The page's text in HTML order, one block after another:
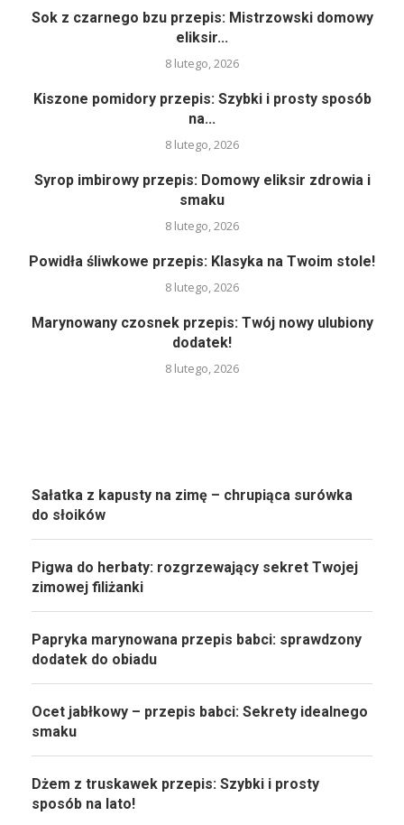
Sok z czarnego bzu przepis: Mistrzowski domowy
eliksir...
8 lutego, 2026
Kiszone pomidory przepis: Szybki i prosty sposób
na...
8 lutego, 2026
Syrop imbirowy przepis: Domowy eliksir zdrowia i
smaku
8 lutego, 2026
Powidła śliwkowe przepis: Klasyka na Twoim stole!
8 lutego, 2026
Marynowany czosnek przepis: Twój nowy ulubiony
dodatek!
8 lutego, 2026
Sałatka z kapusty na zimę – chrupiąca surówka
do słoików
Pigwa do herbaty: rozgrzewający sekret Twojej
zimowej filiżanki
Papryka marynowana przepis babci: sprawdzony
dodatek do obiadu
Ocet jabłkowy – przepis babci: Sekrety idealnego
smaku
Dżem z truskawek przepis: Szybki i prosty
sposób na lato!